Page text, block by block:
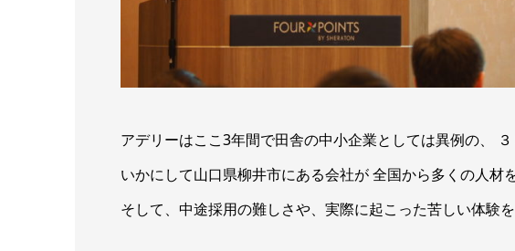
アデリーはここ3年間で田舎の中小企業としては異例の、 ３
いかにして山口県柳井市にある会社が 全国から多くの人材
そして、中途採用の難しさや、実際に起こった苦しい体験